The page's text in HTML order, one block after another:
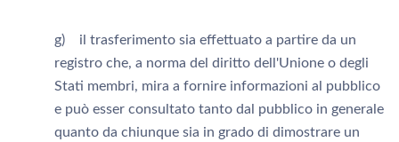
g) il trasferimento sia effettuato a partire da un
registro che, a norma del diritto dell'Unione o degli
Stati membri, mira a fornire informazioni al pubblico
e può esser consultato tanto dal pubblico in generale
quanto da chiunque sia in grado di dimostrare un